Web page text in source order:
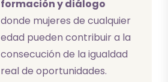
formación y diálogo
donde mujeres de cualquier
edad pueden contribuir a la
consecución de la igualdad
real de oportunidades.